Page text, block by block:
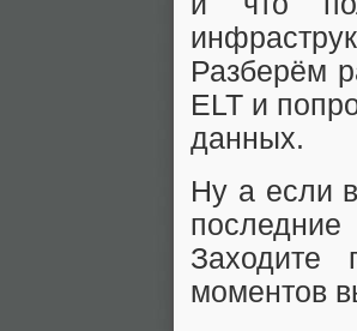
Разберём
ELT и
данных.
Ну а если
последние
Заходите
моментов